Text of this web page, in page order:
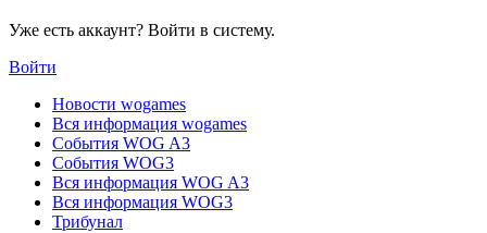
Уже есть аккаунт? Войти в систему.
Войти
Новости wogames
Вся информация wogames
События WOG A3
События WOG3
Вся информация WOG A3
Вся информация WOG3
Трибунал